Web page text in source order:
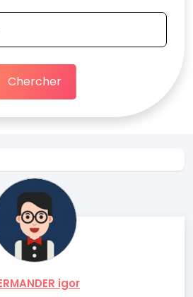
Chercher
igor